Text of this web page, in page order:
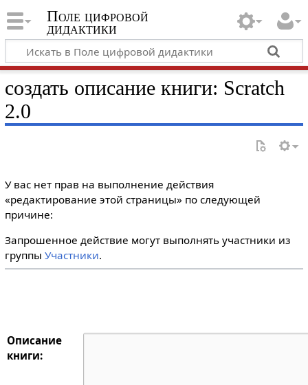
Поле цифровой
дидактики
создать описание книги: Scratch
2.0
У вас нет прав на выполнение действия
«редактирование этой страницы» по следующей
причине:
Запрошенное действие могут выполнять участники из
группы Участники.
Описание
книги: